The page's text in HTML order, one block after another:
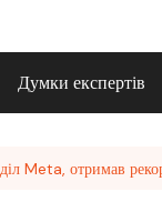
Думки експертів
Meta, отримав